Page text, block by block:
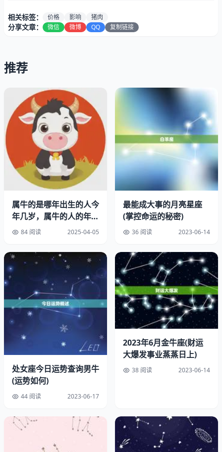
猪瘟疫情的影响逐渐消退，中国猪肉市场正在逐渐恢复。由
于疫情的影响，猪肉价格在过去的几年中一直处于高位。根
据统计局的数据，2023年1月份，猪肉价格同比上涨了
18.2%。这意味着，猪肉价格仍然处于相对高位，对人们的
生活造成了一定的影响。
二、未来猪肉价格走势分析
1.生猪存栏量的影响
相关标签： 价格 影响 猪肉
分享文章： 微信 微博 QQ 复制链接
推荐
属牛的是哪年出生的人今
年几岁，属牛的人的年龄
表 84 阅读 2025-04-05
最能成大事的月亮星座
(掌控命运的秘密)
36 阅读 2023-06-14
处女座今日运势查询男牛
(运势如何)
44 阅读 2023-06-17
2023年6月金牛座(财运
大爆发事业蒸蒸日上)
38 阅读 2023-06-14